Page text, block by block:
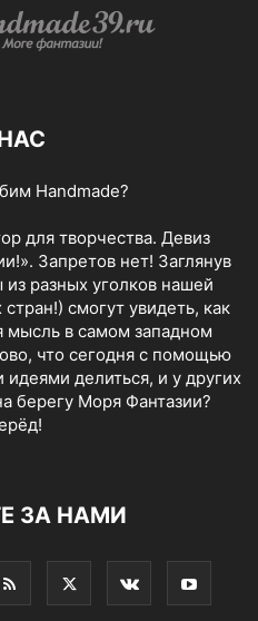
Handmade?
для творчества. Девиз
Запретов нет! Заглянув
из разных уголков нашей
смогут увидеть, как
мысль в самом западном
что сегодня с помощью
делиться, и у других
берегу Моря Фантазии?
ЗА НАМИ